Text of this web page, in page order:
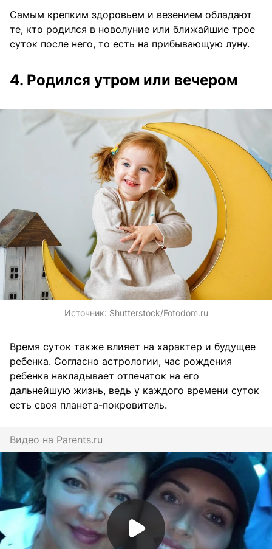
Самым крепким здоровьем и везением обладают
те, кто родился в новолуние или ближайшие трое
суток после него, то есть на прибывающую луну.
4. Родился утром или вечером
Источник: Shutterstock/Fotodom.ru
Время суток также влияет на характер и будущее
ребенка. Согласно астрологии, час рождения
ребенка накладывает отпечаток на его
дальнейшую жизнь, ведь у каждого времени суток
есть своя планета-покровитель.
Видео на parents.ru